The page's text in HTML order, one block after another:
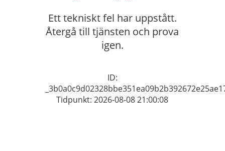
Ett tekniskt fel har uppstått.
Återgå till tjänsten och prova
igen.
ID:
Tidpunkt: 2026-08-08 21:00:08